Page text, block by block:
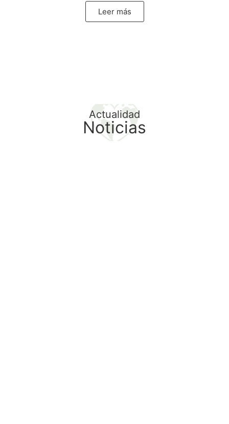
Leer más
Actualidad
Noticias